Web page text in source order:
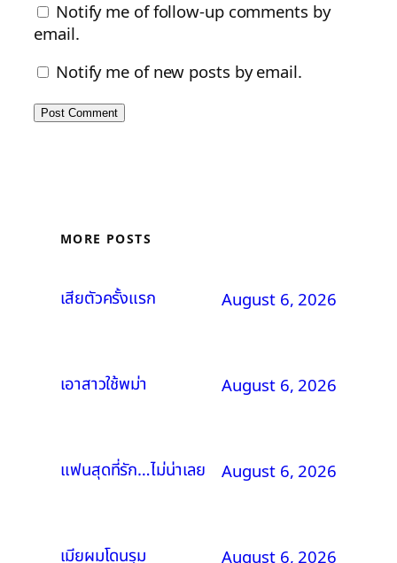
Notify me of follow-up comments by
email.
Notify me of new posts by email.
MORE POSTS
เสียตัวครั้งแรก August 6, 2026
เอาสาวใช้พม่า August 6, 2026
แฟนสุดที่รัก…ไม่น่าเลย August 6, 2026
เมียผมโดนรุม August 6, 2026